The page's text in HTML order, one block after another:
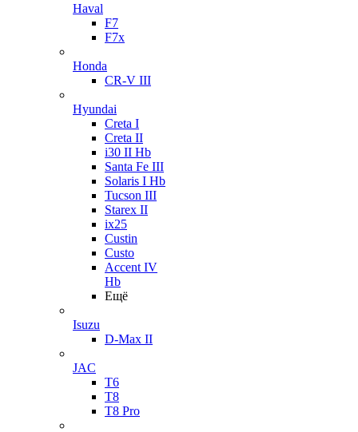
Haval
F7
F7x
Honda
CR-V III
Hyundai
Creta I
Creta II
i30 II Hb
Santa Fe III
Solaris I Hb
Tucson III
Starex II
ix25
Custin
Custo
Accent IV
Hb
Ещё
Isuzu
D-Max II
JAC
T6
T8
T8 Pro